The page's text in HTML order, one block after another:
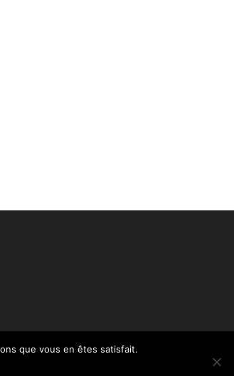
– RGPD
que vous en êtes satisfait.